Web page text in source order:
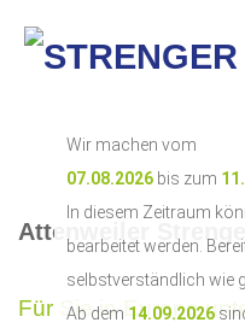
Wir machen vom
07.08.2026bis zum
In diesem Zeitraum
bearbeitet werden.
selbstverständlich wie
Ab dem 14.09.2026
Attenweiler
Für Sie in Europa